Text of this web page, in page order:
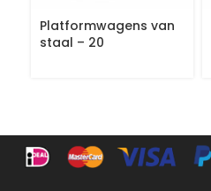
Platformwagens van
staal – 20